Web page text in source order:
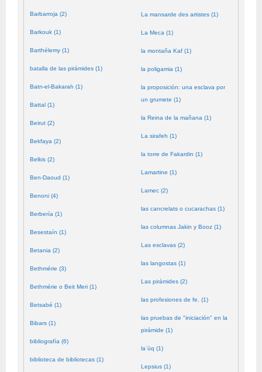
Barbarroja (2)
Barkouk (1)
Barthélemy (1)
batalla de las pirámides (1)
Batn-el-Bakarah (1)
Battal (1)
Beirut (2)
Bekfaya (2)
Belkis (2)
Ben-Daoud (1)
Benoni (4)
Berbería (1)
Besestaín (1)
Betania (2)
Bethmérie (3)
Bethmérie o Beit Meri (1)
Betsabé (1)
Bibars (1)
bibliografía (6)
biblioteca de bibliotecas (1)
La mansarde des artistes (1)
La Meca (1)
la montaña Kaf (1)
la poligamia (1)
la proposición: una esclava por
un grumete (1)
la Reina de la mañana (1)
La sirafeh (1)
la torre de Fakardin (1)
Lamartine (1)
Lamec (2)
las cancrelats o cucarachas (1)
las columnas Jakin y Booz (1)
Las esclavas (2)
las langostas (1)
Las pirámides (2)
las profesiones de fe. (1)
las pruebas de "iniciación" en la
pirámide (1)
laʿūq (1)
Lepsius (1)